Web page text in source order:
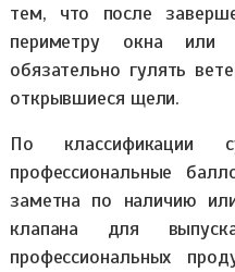
тем, что после
периметру окна или
обязательно гулять
открывшиеся щели.
По классификации
профессиональные
заметна по наличию
клапана для
профессиональных